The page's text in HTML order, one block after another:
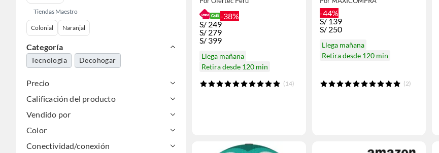
Tiendas Maestro
Colonial Naranjal
Categoría
Tecnología Decohogar
Precio
Calificación del producto
Vendido por
Color
Conectividad/conexión
-38%
S/ 249
S/ 279
S/ 399
Llega mañana
Retira desde 120 min
(14)
-44%
S/ 139
S/ 250
Llega mañana
Retira desde 120 min
(2)